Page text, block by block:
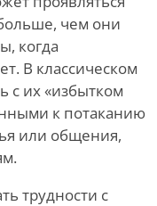
чем они
когда
В классическом
с их «избытком
к потаканию
или общения,
трудности с